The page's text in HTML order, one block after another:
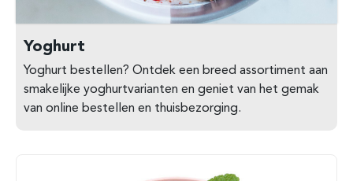
Yoghurt
Yoghurt bestellen? Ontdek een breed assortiment aan
smakelijke yoghurtvarianten en geniet van het gemak
van online bestellen en thuisbezorging.